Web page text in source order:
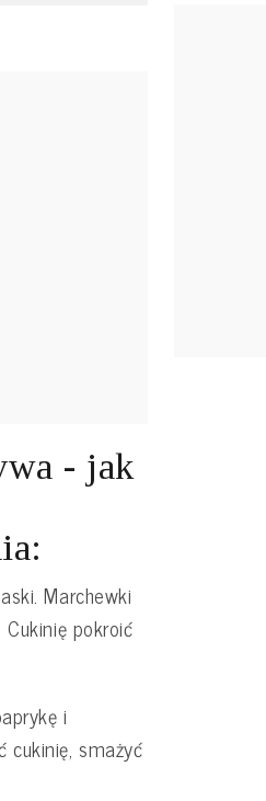
- jak
Marchewki
pokroić
i
cukinię, smażyć